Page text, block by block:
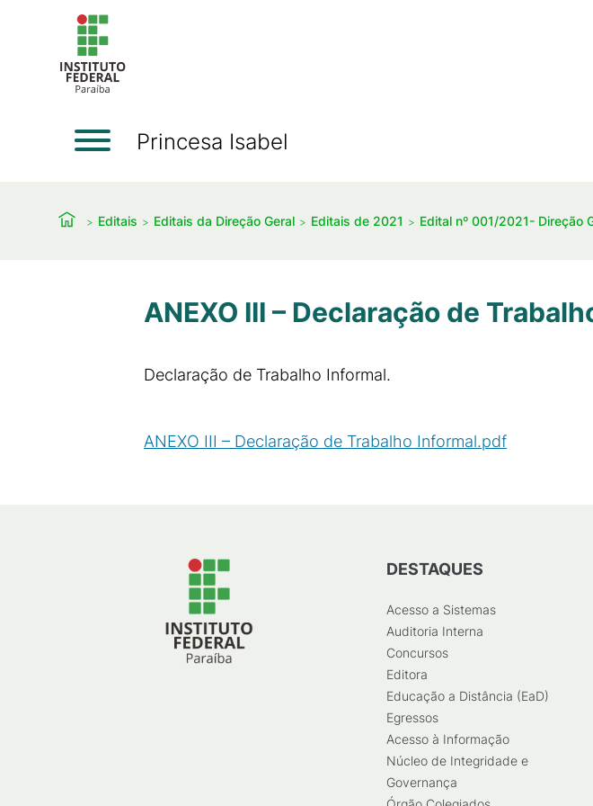
Princesa Isabel
Editais Editais da Direção Geral Editais de 2021 Edital nº 001/2021- Direção
ANEXO III – Declaração de
Declaração de Trabalho Informal.
ANEXO III – Declaração de Trabalho Informal.pdf
DESTAQUES
Acesso a Sistemas
Auditoria Interna
Concursos
Editora
Educação a Distância (EaD)
Egressos
Acesso à Informação
Núcleo de Integridade e
Governança